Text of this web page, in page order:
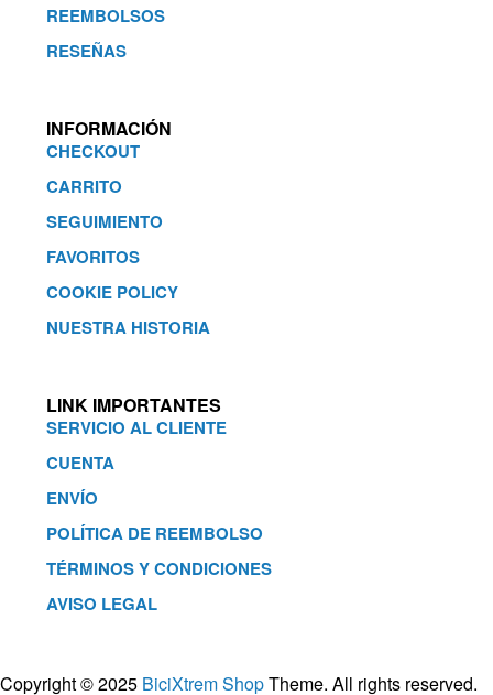
REEMBOLSOS
RESEÑAS
INFORMACIÓN
CHECKOUT
CARRITO
SEGUIMIENTO
FAVORITOS
COOKIE POLICY
NUESTRA HISTORIA
LINK IMPORTANTES
SERVICIO AL CLIENTE
CUENTA
ENVÍO
POLÍTICA DE REEMBOLSO
TÉRMINOS Y CONDICIONES
AVISO LEGAL
Copyright © 2025 BiciXtrem ShopTheme. All rights reserved.